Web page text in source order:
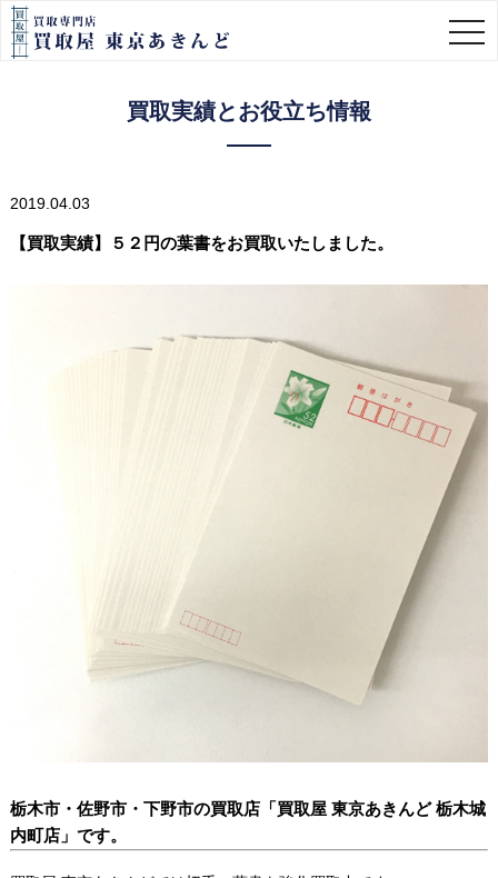
買取実績とお役立ち情報
2019.04.03
【買取実績】５２円の葉書をお買取いたしました。
栃木市・佐野市・下野市の買取店「買取屋 東京あきんど 栃木城
内町店」です。